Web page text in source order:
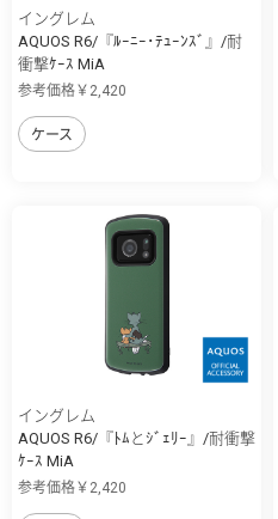
イングレム
AQUOS R6/『ﾙｰﾆｰ･ﾃｭｰﾝｽﾞ』/耐
衝撃ｹｰｽ MiA
参考価格￥2,420
ケース
イングレム
AQUOS R6/『ﾄﾑとｼﾞｪﾘｰ』/耐衝撃
ｹｰｽ MiA
参考価格￥2,420